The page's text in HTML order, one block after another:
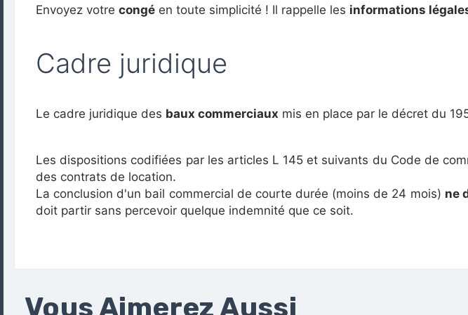
Envoyez votre congé en toute simplicité ! Il rappelle les informations
Cadre juridique
Le cadre juridique des baux commerciaux mis en place par le décret du
Les dispositions codifiées par les articles L 145 et suivants du Code de
des contrats de location.
La conclusion d'un bail commercial de courte durée (moins de 24 mois) ne
doit partir sans percevoir quelque indemnité que ce soit.
Vous Aimerez Aussi